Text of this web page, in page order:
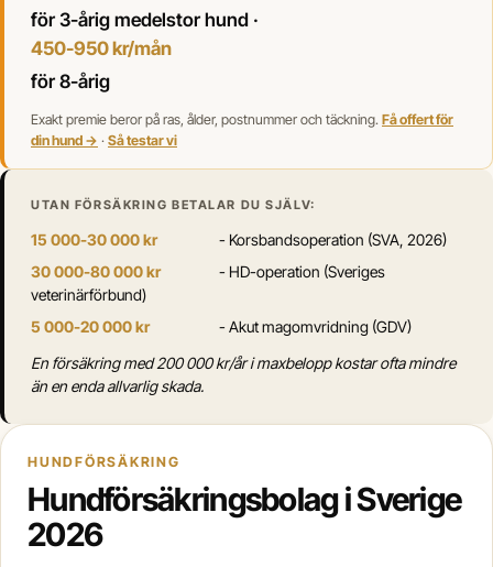
för 3-årig medelstor hund ·
450-950 kr/mån
för 8-årig
Exakt premie beror på ras, ålder, postnummer och täckning. Få offert för
din hund → · Så testar vi
UTAN FÖRSÄKRING BETALAR DU SJÄLV:
15 000-30 000 kr
- Korsbandsoperation (SVA, 2026)
30 000-80 000 kr
- HD-operation (Sveriges
veterinärförbund)
5 000-20 000 kr
- Akut magomvridning (GDV)
En försäkring med 200 000 kr/år i maxbelopp kostar ofta mindre
än en enda allvarlig skada.
HUNDFÖRSÄKRING
Hundförsäkringsbolag i Sverige
2026